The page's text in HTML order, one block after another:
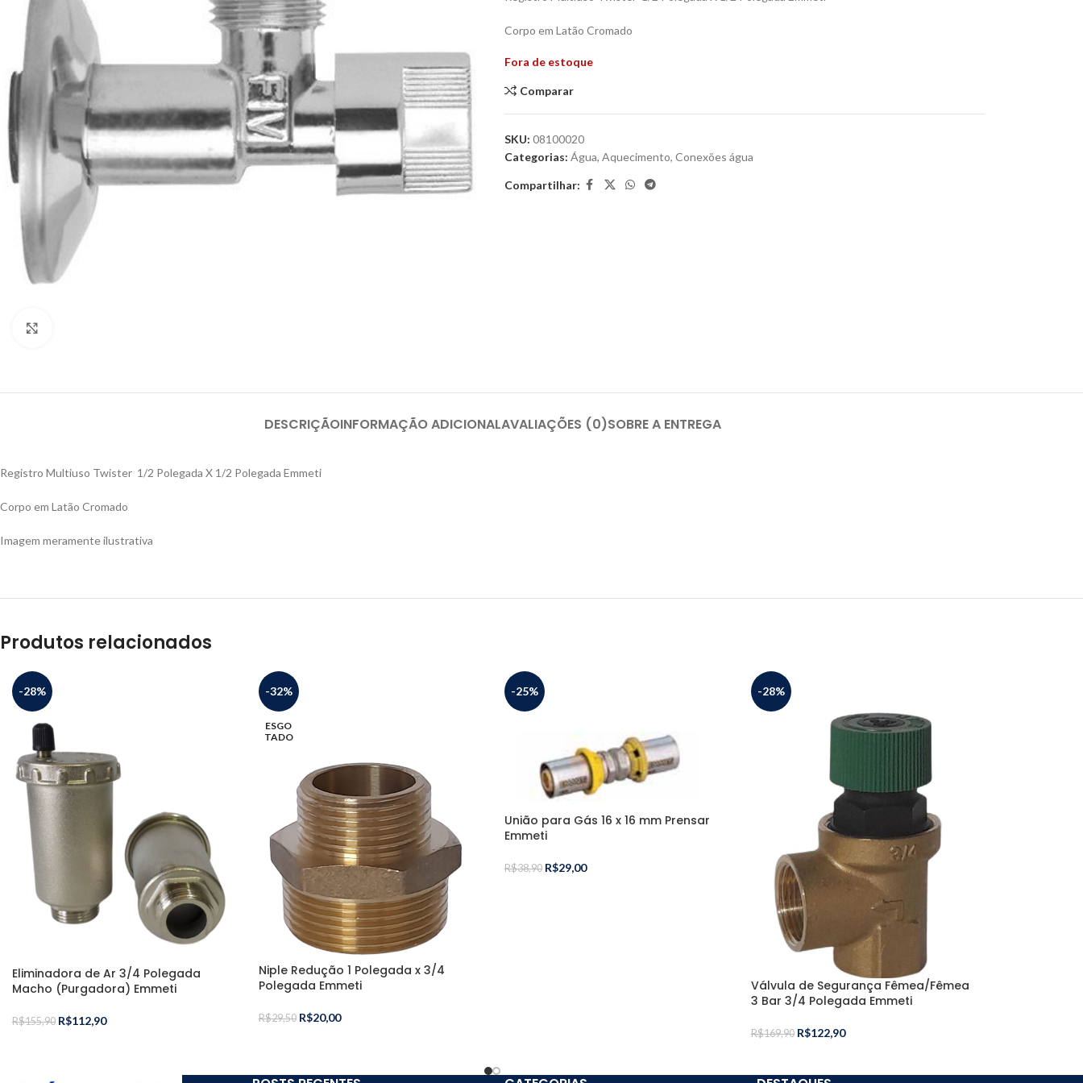
Corpo em Latão Cromado
Fora de estoque
Comparar
SKU: 08100020
Categorias: Água, Aquecimento, Conexões água
Compartilhar:
DESCRIÇÃOINFORMAÇÃO ADICIONALAVALIAÇÕES (0)SOBRE A ENTREGA
Registro Multiuso Twister 1/2 Polegada X 1/2 Polegada Emmeti
Corpo em Latão Cromado
Imagem meramente ilustrativa
Produtos relacionados
-28%
Eliminadora de Ar 3/4 Polegada
Macho (Purgadora) Emmeti
R$155,90 R$112,90
-32%
ESGO
TADO
Niple Redução 1 Polegada x 3/4
Polegada Emmeti
R$29,50 R$20,00
-25%
União para Gás 16 x 16 mm Prensar
Emmeti
R$38,90 R$29,00
-28%
Válvula de Segurança Fêmea/Fêmea
3 Bar 3/4 Polegada Emmeti
R$169,90 R$122,90